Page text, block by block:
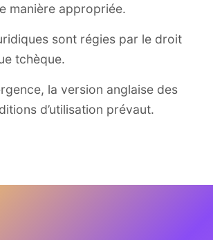
manière appropriée.
sont régies par le droit
tchèque.
la version anglaise des
d’utilisation prévaut.